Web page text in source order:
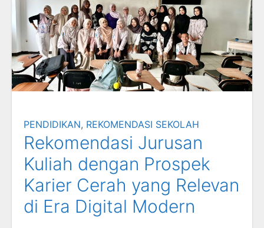
PENDIDIKAN, REKOMENDASI SEKOLAH
Rekomendasi Jurusan
Kuliah dengan Prospek
Karier Cerah yang Relevan
di Era Digital Modern